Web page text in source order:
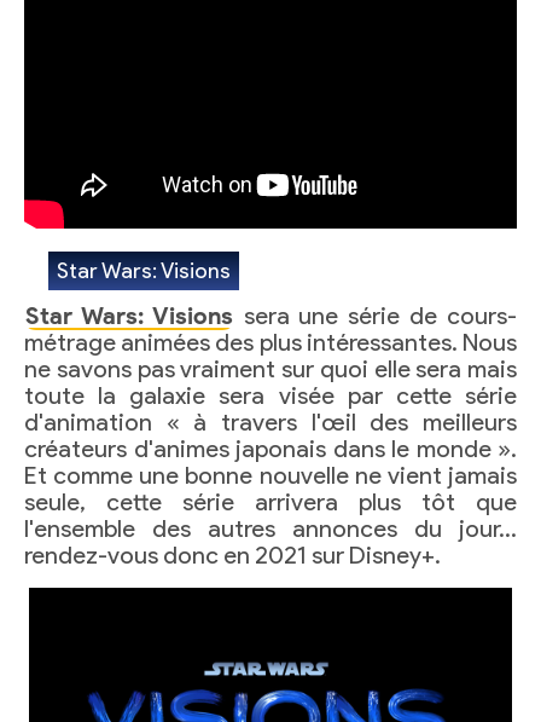
Star Wars: Visions
Star Wars: Visions sera une série de cours-
métrage animées des plus intéressantes. Nous
ne savons pas vraiment sur quoi elle sera mais
toute la galaxie sera visée par cette série
d'animation « à travers l'œil des meilleurs
créateurs d'animes japonais dans le monde ».
Et comme une bonne nouvelle ne vient jamais
seule, cette série arrivera plus tôt que
l'ensemble des autres annonces du jour…
rendez-vous donc en 2021 sur Disney+.